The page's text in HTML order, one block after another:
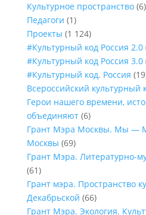
Культурное пространство(6)
Педагоги (1)
Проекты (1 124)
#Культурный код Россия 2.0
#Культурный код Россия 3.0
#Культурный код. Россия
Всероссийский культурный
Герои нашего времени,
объединяют(6)
Грант Мэра Москвы. Мы —
Москвы (69)
Грант Мэра. Литературно-
(61)
Грант мэра. Пространство
Декабрьской (66)
Грант Мэра. Экология.